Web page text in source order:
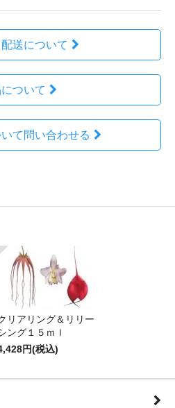
送について
ついて
て問い合わせる
リアリング＆リリー
ング１５ｍｌ
円(税込)